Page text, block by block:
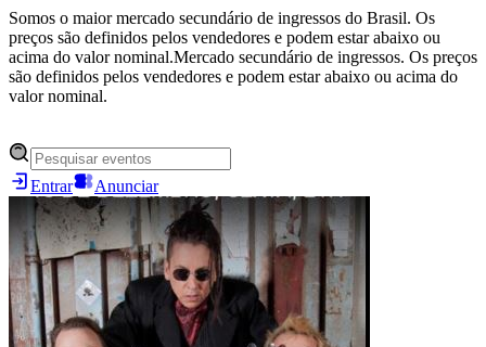
Somos o maior mercado secundário de ingressos do Brasil. Os
preços são definidos pelos vendedores e podem estar abaixo ou
acima do valor nominal.Mercado secundário de ingressos. Os preços
são definidos pelos vendedores e podem estar abaixo ou acima do
valor nominal.
Entrar Anunciar